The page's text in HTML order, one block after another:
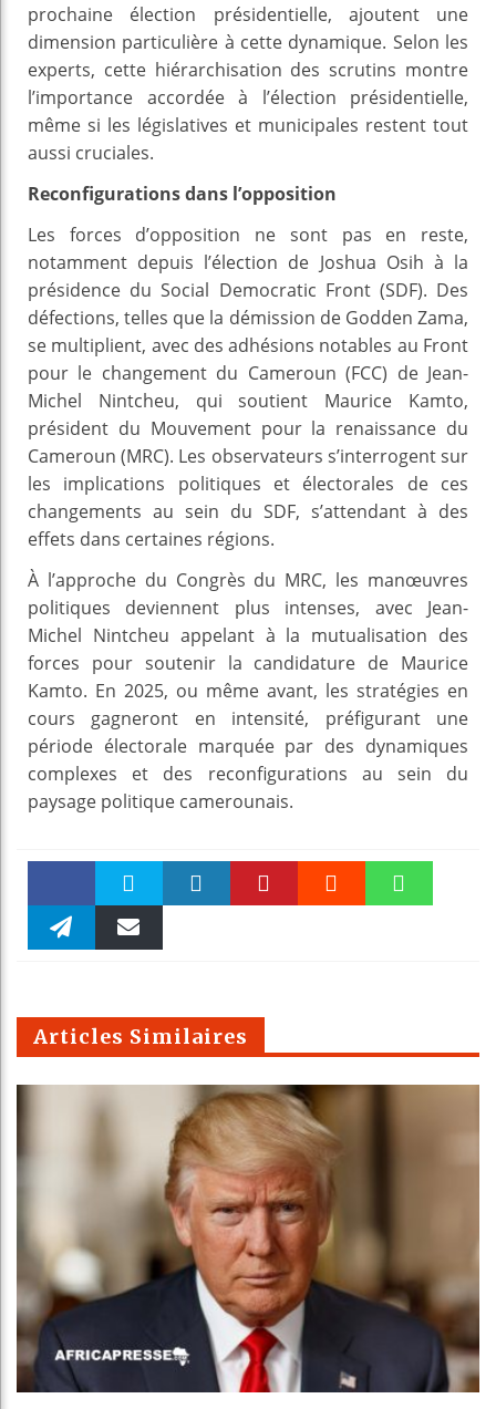
prochaine élection présidentielle, ajoutent une
dimension particulière à cette dynamique. Selon les
experts, cette hiérarchisation des scrutins montre
l’importance accordée à l’élection présidentielle,
même si les législatives et municipales restent tout
aussi cruciales.
Reconfigurations dans l’opposition
Les forces d’opposition ne sont pas en reste,
notamment depuis l’élection de Joshua Osih à la
présidence du Social Democratic Front (SDF). Des
défections, telles que la démission de Godden Zama,
se multiplient, avec des adhésions notables au Front
pour le changement du Cameroun (FCC) de Jean-
Michel Nintcheu, qui soutient Maurice Kamto,
président du Mouvement pour la renaissance du
Cameroun (MRC). Les observateurs s’interrogent sur
les implications politiques et électorales de ces
changements au sein du SDF, s’attendant à des
effets dans certaines régions.
À l’approche du Congrès du MRC, les manœuvres
politiques deviennent plus intenses, avec Jean-
Michel Nintcheu appelant à la mutualisation des
forces pour soutenir la candidature de Maurice
Kamto. En 2025, ou même avant, les stratégies en
cours gagneront en intensité, préfigurant une
période électorale marquée par des dynamiques
complexes et des reconfigurations au sein du
paysage politique camerounais.
Faceboo Twitter
m
Articles Similaires